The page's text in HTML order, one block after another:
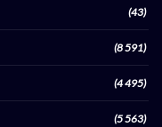
(43)
(8 591)
(4 495)
(5 563)